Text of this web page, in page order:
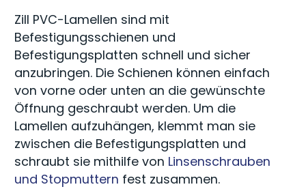
Zill PVC-Lamellen sind mit
Befestigungsschienen und
Befestigungsplatten schnell und sicher
anzubringen. Die Schienen können einfach
von vorne oder unten an die gewünschte
Öffnung geschraubt werden. Um die
Lamellen aufzuhängen, klemmt man sie
zwischen die Befestigungsplatten und
schraubt sie mithilfe von Linsenschrauben
und Stopmuttern fest zusammen.